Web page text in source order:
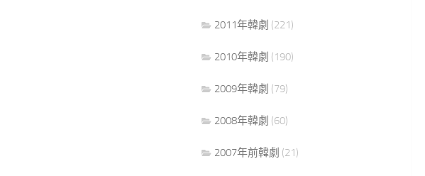
2011年韓劇 (221)
2010年韓劇 (190)
2009年韓劇 (79)
2008年韓劇 (60)
2007年前韓劇 (21)